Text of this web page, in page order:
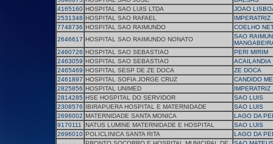
4165160 HOSPITAL SAO LUIS LTDA
JOAO
2531348 HOSPITAL SAO RAFAEL
IMPERATRIZ
7748736 HOSPITAL SAO RAIMUNDO
COELHO
2646617 HOSPITAL SAO RAIMUNDO NONATO
SAO
2460726 HOSPITAL SAO SEBASTIAO
PERI MIRIM
2463059 HOSPITAL SAO SEBASTIAO
ACAILANDIA
2465469 HOSPITAL SESP DE ZE DOCA
ZE DOCA
2461897 HOSPITAL SOFIA JORGE CRUZ
CANDIDO
2825856 HOSPITAL UNIMED
IMPERATRIZ
2814285 HSE HOSPITAL DO SERVIDOR
SAO LUIS
2308576 IBIRAPUERA HOSPITAL E MATERNIDADE
SAO LUIS
2696002 MATERNIDADE SANTA MONICA
LAGO DA
9170111
NATUS LUMINE MATERNIDADE E HOSPITAL
SAO LUIS
2696010 POLICLINICA SANTA RITA
LAGO DA